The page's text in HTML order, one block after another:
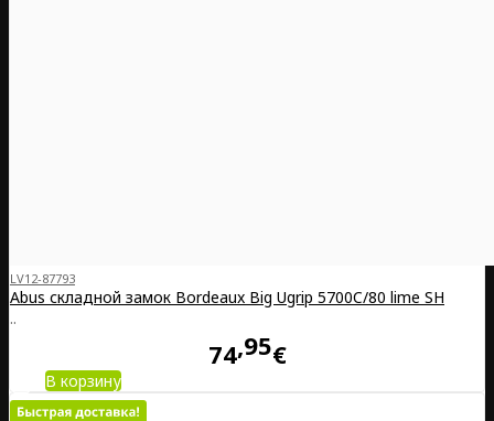
LV12-87793
Abus складной замок Bordeaux Big Ugrip 5700C/80 lime SH
..
74 95€
В корзину